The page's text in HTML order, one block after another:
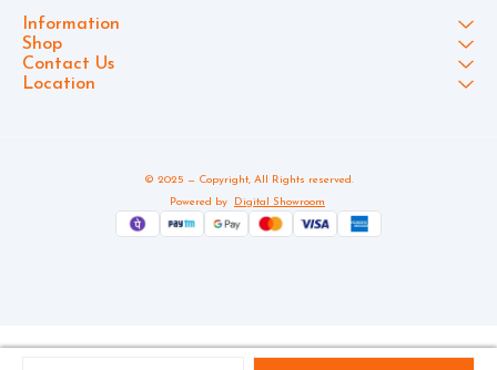
Information
Shop
Contact Us
Location
© 2025 — Copyright, All Rights reserved.
Powered
by Digital Showroom